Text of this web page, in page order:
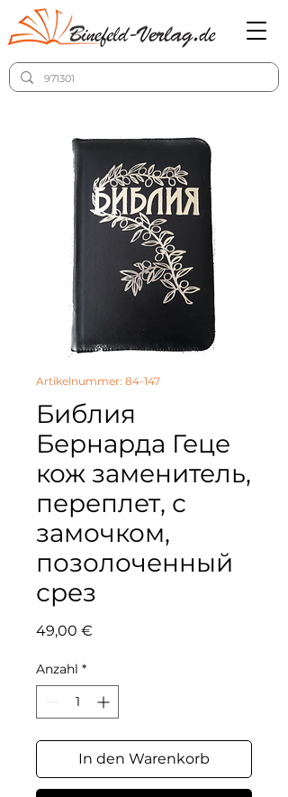
Artikelnummer: 84-147
Библия
Бернарда Геце
кож заменитель,
переплет, с
замочком,
позолоченный
срез
49,00 €
Anzahl *
In den Warenkorb